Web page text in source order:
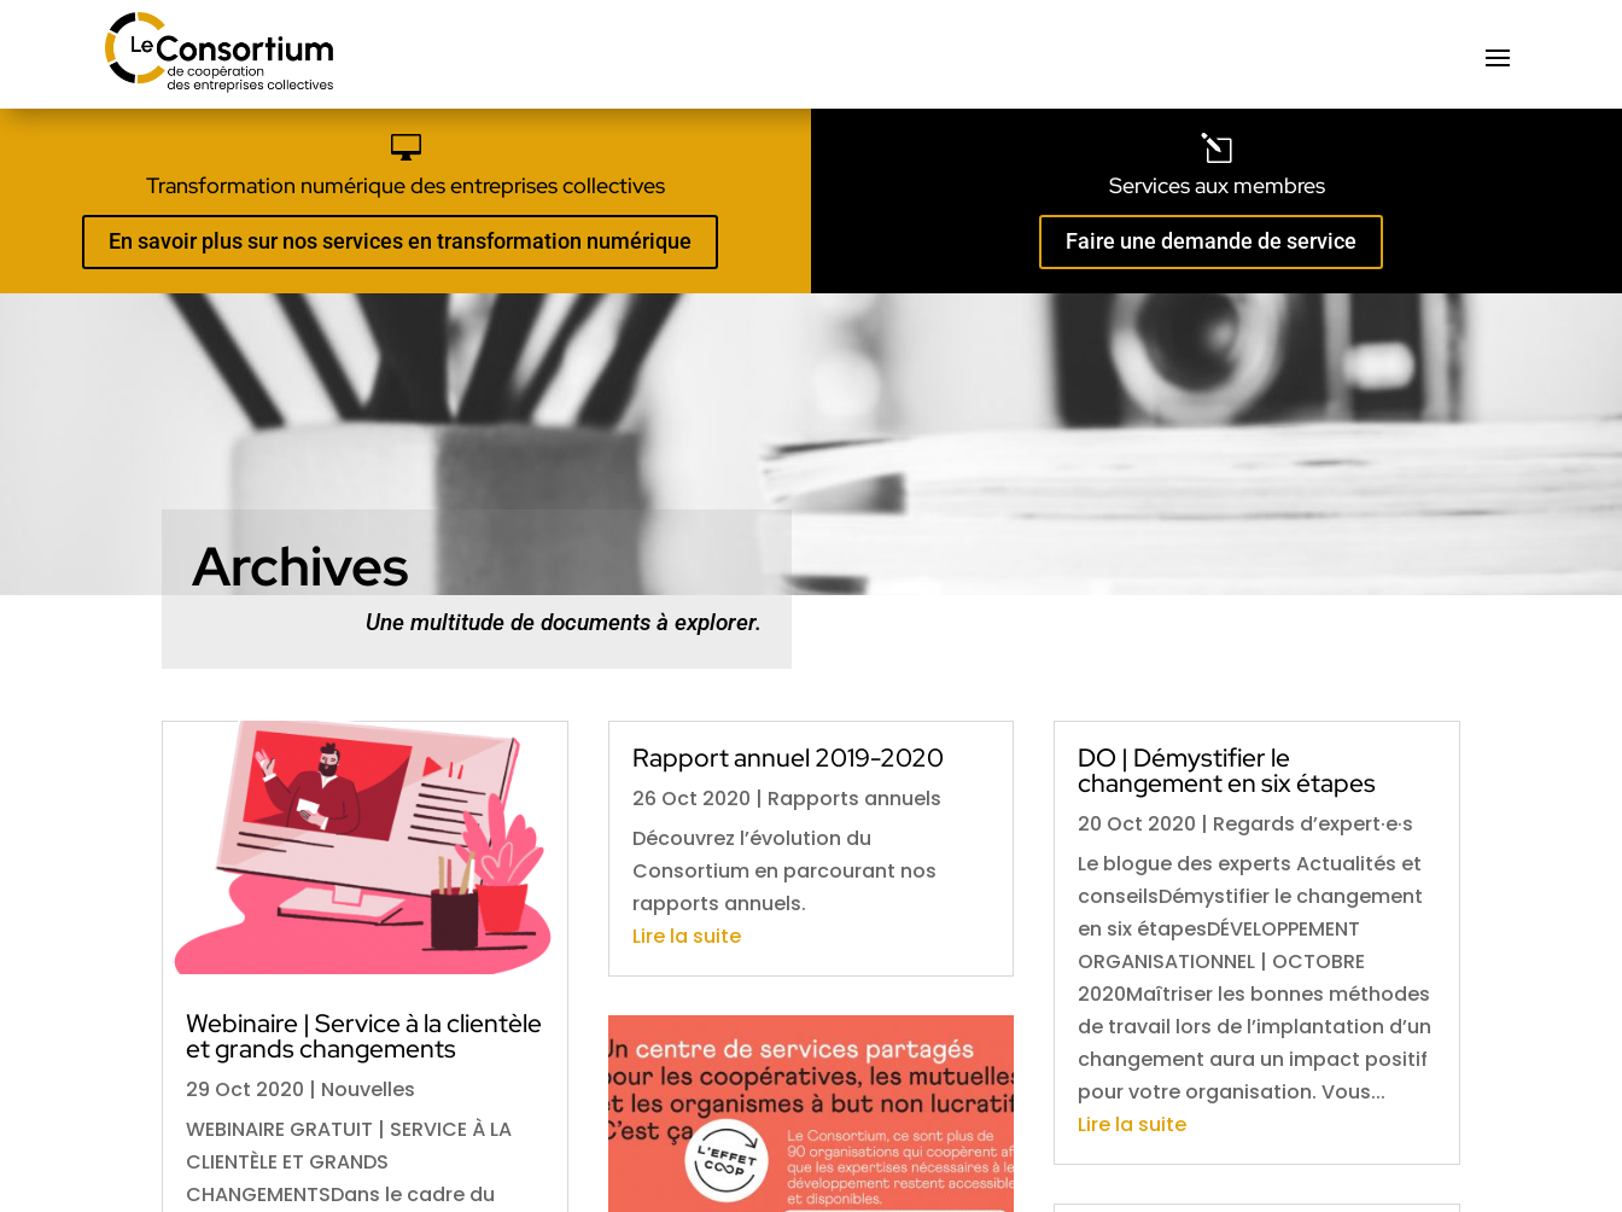

Transformation numérique des entreprises collectives
En savoir plus sur nos services en transformation numérique
l
Services aux membres
Faire une demande de service
Archives
Une multitude de documents à explorer.
Webinaire | Service à la clientèle
et grands changements
29 Oct 2020 | Nouvelles
WEBINAIRE GRATUIT | SERVICE À LA
CLIENTÈLE ET GRANDS
CHANGEMENTSDans le cadre du
Rapport annuel 2019-2020
26 Oct 2020 | Rapports annuels
Découvrez l’évolution du
Consortium en parcourant nos
rapports annuels.
Lire la suite
DO | Démystifier le
changement en six étapes
20 Oct 2020 | Regards d’expert·e·s
Le blogue des experts Actualités et
conseilsDémystifier le changement
en six étapesDÉVELOPPEMENT
ORGANISATIONNEL | OCTOBRE
2020Maîtriser les bonnes méthodes
de travail lors de l’implantation d’un
changement aura un impact positif
pour votre organisation. Vous...
Lire la suite